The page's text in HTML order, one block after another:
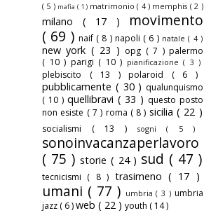
( 5 ) mafia ( 1 ) matrimonio( 4 ) memphis ( 2 )
milano ( 17 )
movimento
( 69 ) naif ( 8 ) napoli ( 6 ) natale( 4 )
new york ( 23 ) opg ( 7 )palermo
( 10 ) parigi ( 10 ) pianificazione( 3 )
plebiscito ( 13 ) polaroid ( 6 )
pubblicamente ( 30 ) qualunquismo
( 10 ) quellibravi ( 33 ) questo posto
non esiste ( 7 ) roma ( 8 ) sicilia( 22 )
socialismi ( 13 ) sogni( 5 )
sonoinvacanzaperlavoro
( 75 ) storie ( 24 ) sud ( 47 )
tecnicismi ( 8 ) trasimeno ( 17 )
umani ( 77 ) umbria( 3 ) umbria
jazz ( 6 )web ( 22 ) youth ( 14 )